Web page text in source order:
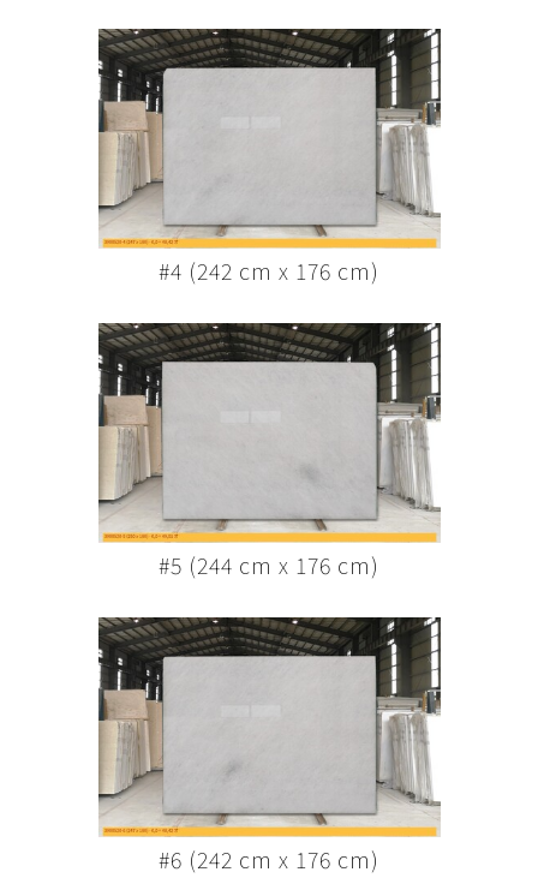
#4 (242 cm x 176 cm)
#5 (244 cm x 176 cm)
#6 (242 cm x 176 cm)